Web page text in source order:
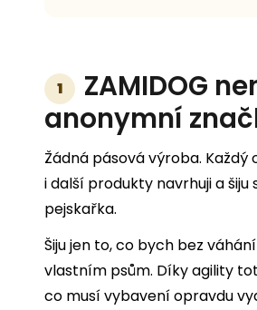
1
ZAMIDOG
anonymní
Žádná pásová výroba. Každý
i další produkty navrhuji a šiju
pejskařka.
Šiju jen to, co bych bez
vlastním psům. Díky agility
co musí vybavení opravdu